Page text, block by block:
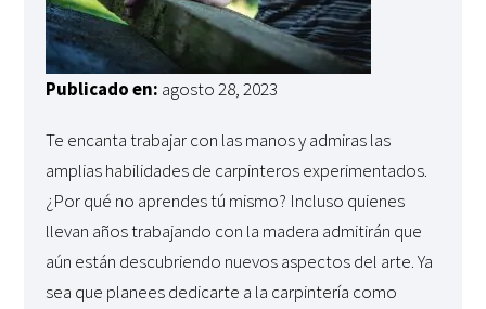
Publicado en: agosto 28, 2023
Te encanta trabajar con las manos y admiras las
amplias habilidades de carpinteros experimentados.
¿Por qué no aprendes tú mismo? Incluso quienes
llevan años trabajando con la madera admitirán que
aún están descubriendo nuevos aspectos del arte. Ya
sea que planees dedicarte a la carpintería como